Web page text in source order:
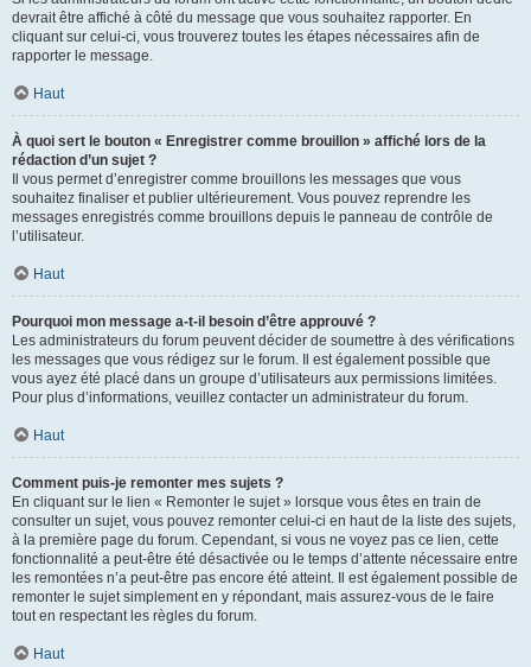
devrait être affiché à côté du message que vous souhaitez rapporter. En
cliquant sur celui-ci, vous trouverez toutes les étapes nécessaires afin de
rapporter le message.
Haut
À quoi sert le bouton « Enregistrer comme brouillon » affiché lors de la
rédaction d’un sujet ?
Il vous permet d’enregistrer comme brouillons les messages que vous
souhaitez finaliser et publier ultérieurement. Vous pouvez reprendre les
messages enregistrés comme brouillons depuis le panneau de contrôle de
l’utilisateur.
Haut
Pourquoi mon message a-t-il besoin d’être approuvé ?
Les administrateurs du forum peuvent décider de soumettre à des vérifications
les messages que vous rédigez sur le forum. Il est également possible que
vous ayez été placé dans un groupe d’utilisateurs aux permissions limitées.
Pour plus d’informations, veuillez contacter un administrateur du forum.
Haut
Comment puis-je remonter mes sujets ?
En cliquant sur le lien « Remonter le sujet » lorsque vous êtes en train de
consulter un sujet, vous pouvez remonter celui-ci en haut de la liste des sujets,
à la première page du forum. Cependant, si vous ne voyez pas ce lien, cette
fonctionnalité a peut-être été désactivée ou le temps d’attente nécessaire entre
les remontées n’a peut-être pas encore été atteint. Il est également possible de
remonter le sujet simplement en y répondant, mais assurez-vous de le faire
tout en respectant les règles du forum.
Haut